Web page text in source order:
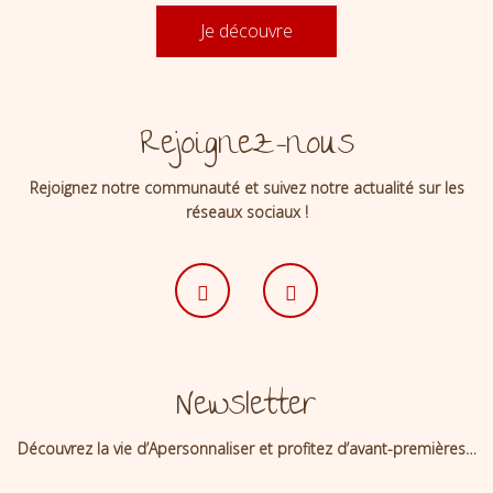
Je découvre
Rejoignez-nous
Rejoignez notre communauté et suivez notre actualité sur les
réseaux sociaux !
Newsletter
Découvrez la vie d’Apersonnaliser et profitez d’avant-premières…